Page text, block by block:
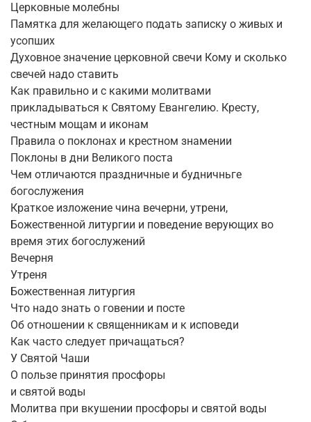
Церковные молебны
Памятка для желающего подать записку о живых и
усопших
Духовное значение церковной свечи Кому и сколько
свечей надо ставить
Как правильно и с какими молитвами
прикладываться к Святому Евангелию. Кресту,
честным мощам и иконам
Правила о поклонах и крестном знамении
Поклоны в дни Великого поста
Чем отличаются праздничные и будничньге
богослужения
Краткое изложение чина вечерни, утрени,
Божественной литургии и поведение верующих во
время этих богослужений
Вечерня
Утреня
Божественная литургия
Что надо знать о говении и посте
Об отношении к священникам и к исповеди
Как часто следует причащаться?
У Святой Чаши
О пользе принятия просфоры
и святой воды
Молитва при вкушении просфоры и святой воды